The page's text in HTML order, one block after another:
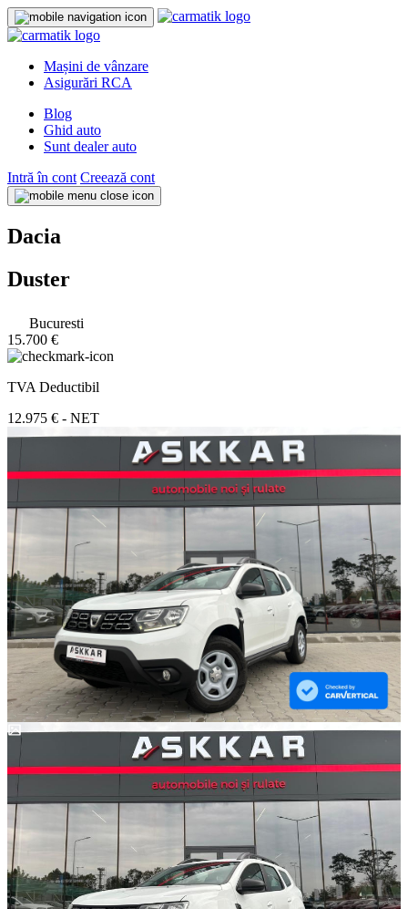
Mașini de vânzare
Asigurări RCA
Blog
Ghid auto
Sunt dealer auto
Intră în cont Creează cont
Dacia
Duster
Bucuresti
15.700 €
TVA Deductibil
12.975 € - NET